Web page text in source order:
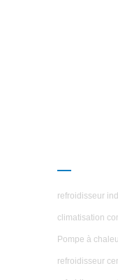
refroidisseur
climatisation
Pompe à
refroidisseur